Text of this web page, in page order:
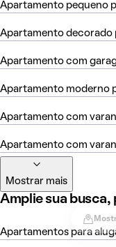
Apartamento pequeno
Apartamento decorado
Apartamento com
Apartamento moderno
Apartamento com
Apartamento com
Mostrar mais
Amplie sua
Apartamentos para